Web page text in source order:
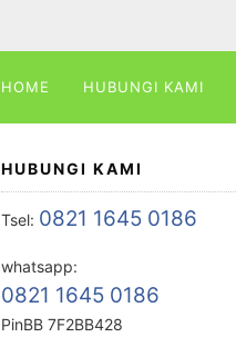
HOME HUBUNGI KAMI
HUBUNGI KAMI
Tsel: 0821 1645 0186
whatsapp:
0821 1645 0186
PinBB 7F2BB428